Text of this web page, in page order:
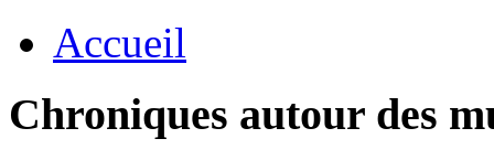
Accueil
Chroniques autour des